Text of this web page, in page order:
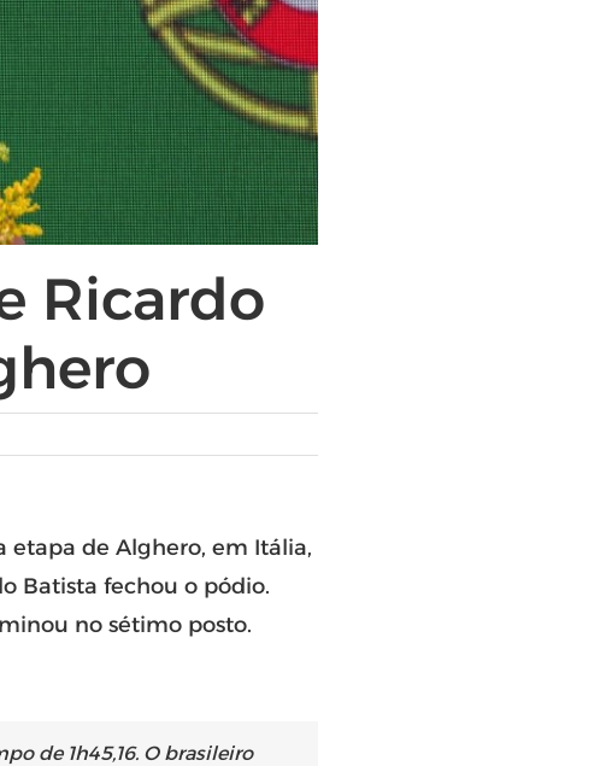
Ricardo
etapa de Alghero, em Itália,
Batista fechou o pódio.
no sétimo posto.
de 1h45,16. O brasileiro